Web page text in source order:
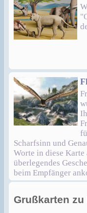
Scharfsinn und
Worte in diese Karte
überlegendes
beim Empfänger
Grußkarten